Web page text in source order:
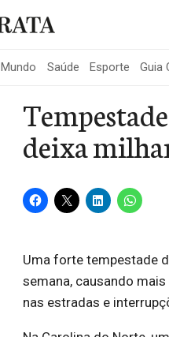
Mundo Saúde Esporte Guia
deixa
Uma forte tempestade
semana, causando
nas estradas e